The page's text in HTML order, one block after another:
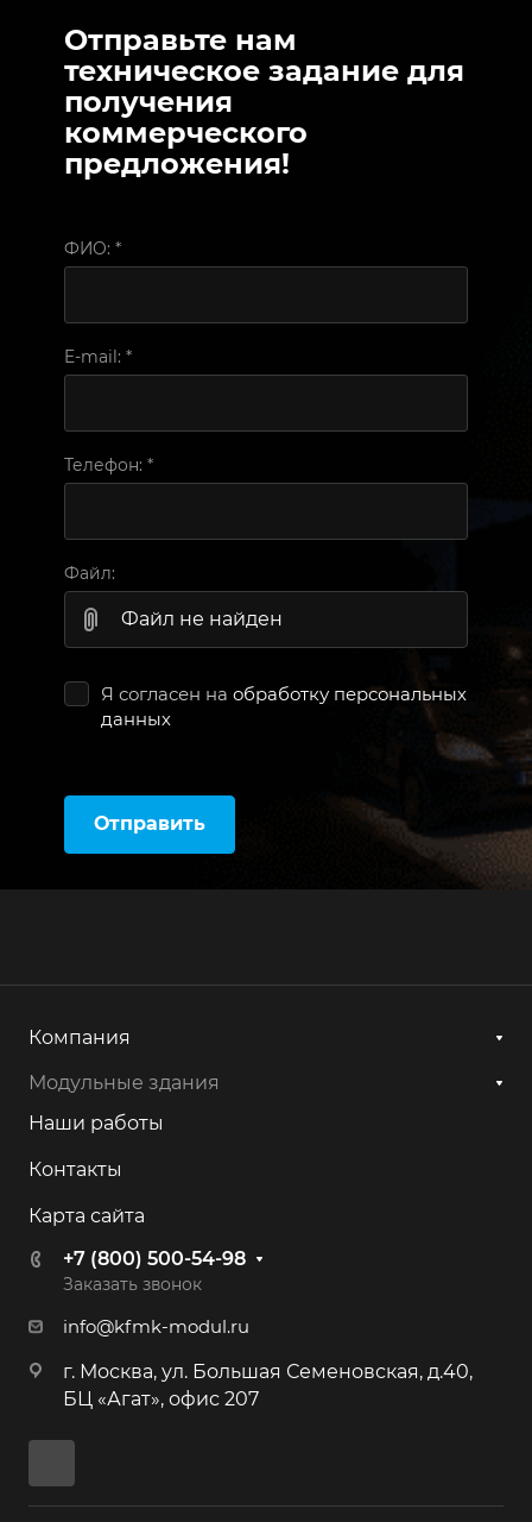
Отправьте нам
техническое задание для
получения
коммерческого
предложения!
ФИО: *
E-mail: *
Телефон: *
Файл:
Файл не найден
Я согласен на обработку персональных
данных
Отправить
Компания
Модульные здания
Наши работы
Контакты
Карта сайта
+7 (800) 500-54-98
Заказать звонок
info@kfmk-modul.ru
г. Москва, ул. Большая Семеновская, д.40,
БЦ «Агат», офис 207